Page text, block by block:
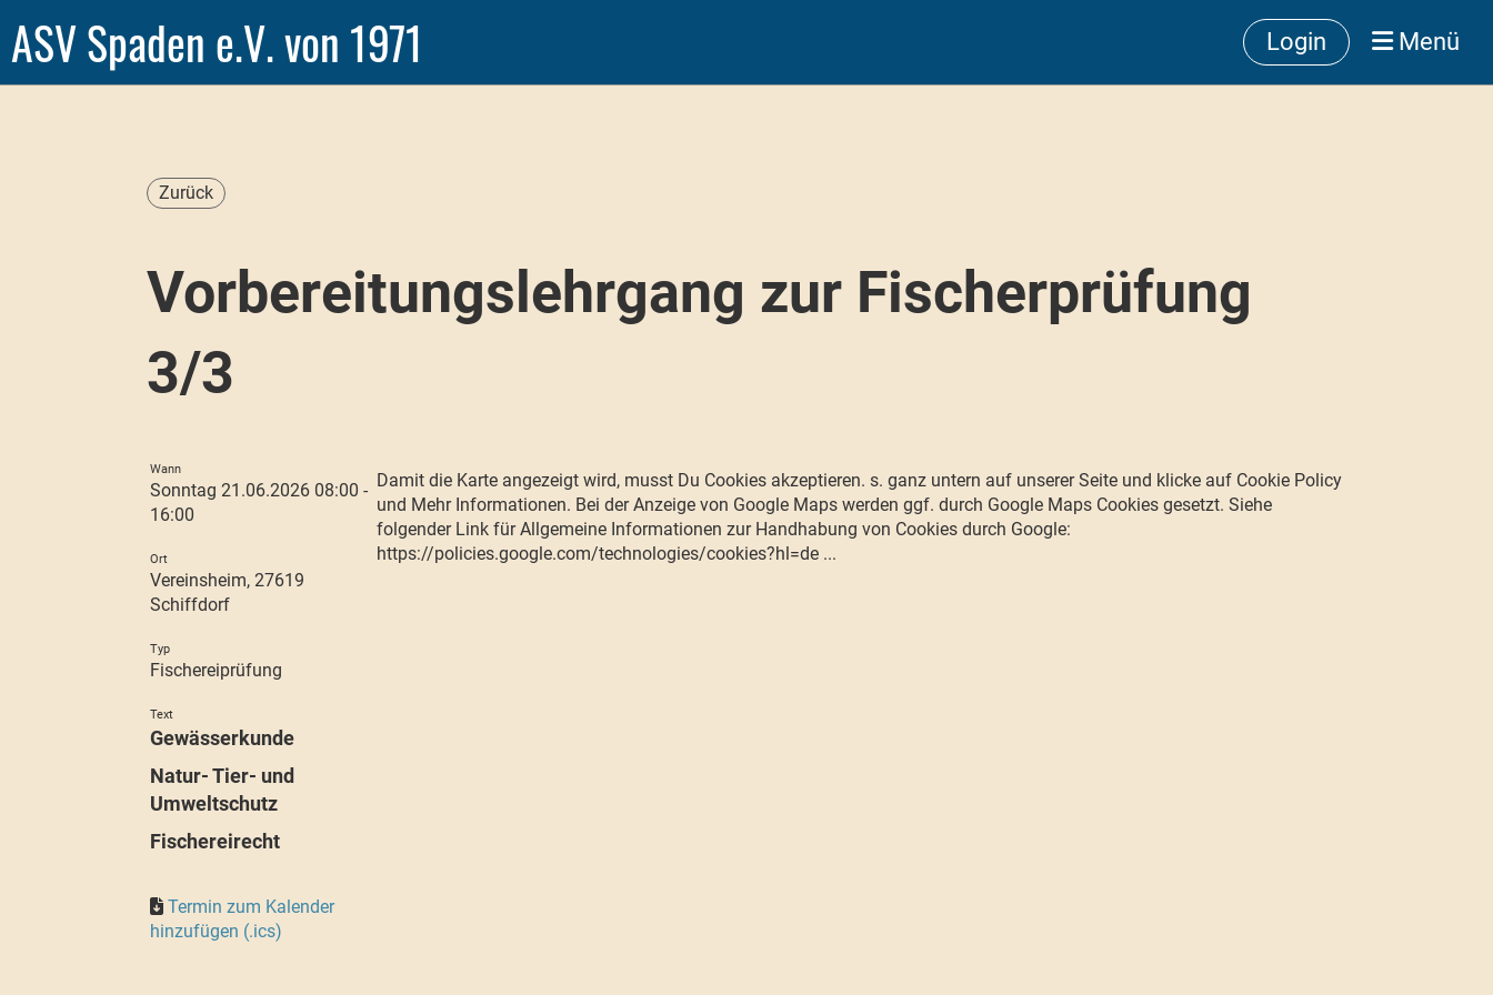
ASV Spaden e.V. von 1971 Login Menü
Zurück
Vorbereitungslehrgang zur Fischerprüfung
3/3
Wann
Sonntag 21.06.2026 08:00 -
16:00
Ort
Vereinsheim, 27619
Schiffdorf
Typ
Fischereiprüfung
Text
Gewässerkunde
Natur- Tier- und
Umweltschutz
Fischereirecht
Termin zum Kalender
hinzufügen (.ics)
Damit die Karte angezeigt wird, musst Du Cookies akzeptieren. s. ganz untern auf unserer Seite und klicke auf Cookie Policy
und Mehr Informationen. Bei der Anzeige von Google Maps werden ggf. durch Google Maps Cookies gesetzt. Siehe
folgender Link für Allgemeine Informationen zur Handhabung von Cookies durch Google:
https://policies.google.com/technologies/cookies?hl=de ...